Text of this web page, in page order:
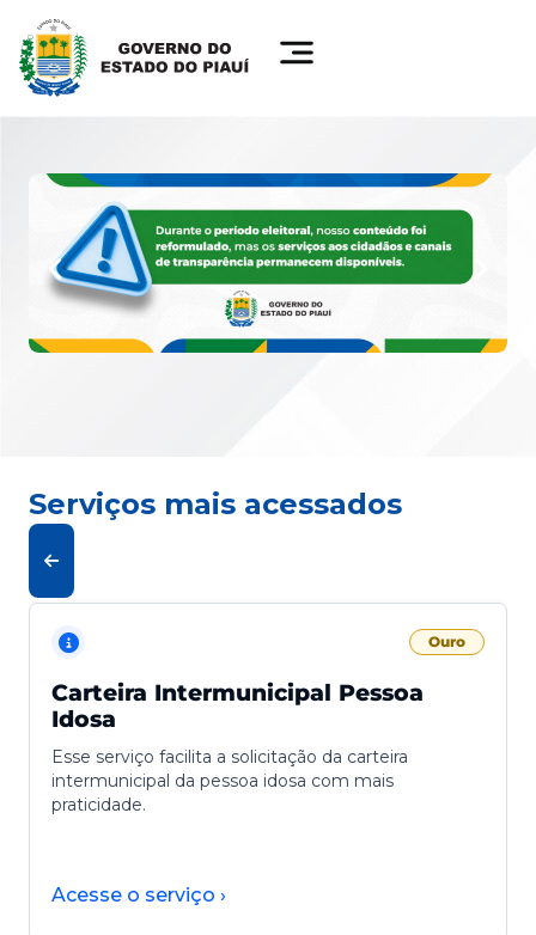
Serviços mais acessados
Ouro
Carteira Intermunicipal Pessoa
Idosa
Esse serviço facilita a solicitação da carteira
intermunicipal da pessoa idosa com mais
praticidade.
Acesse o serviço ›